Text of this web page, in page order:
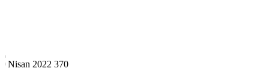
Nisan 2022 370